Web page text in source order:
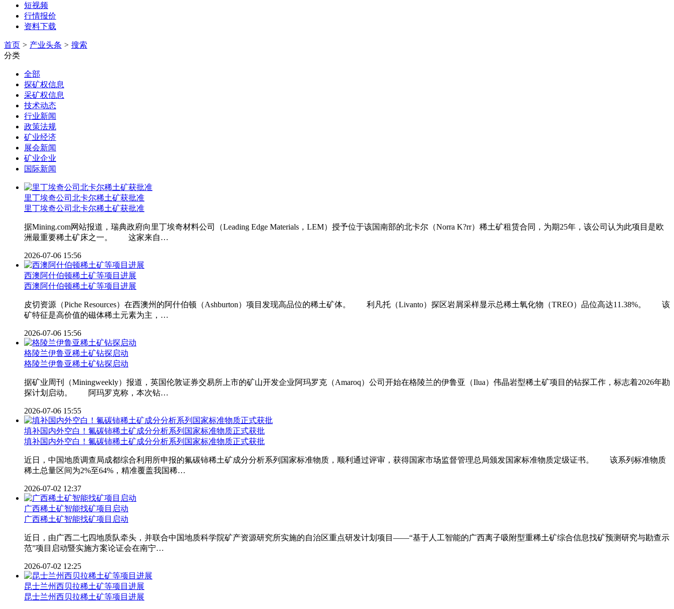
短视频
行情报价
资料下载
首页 > 产业头条 > 搜索
分类
全部
探矿权信息
采矿权信息
技术动态
行业新闻
政策法规
矿业经济
展会新闻
矿业企业
国际新闻
里丁埃奇公司北卡尔稀土矿获批准
里丁埃奇公司北卡尔稀土矿获批准
据Mining.com网站报道，瑞典政府向里丁埃奇材料公司（Leading Edge Materials，LEM）授予位于该国南部的北卡尔（Norra K?rr）稀土矿租赁合同，为期25年，该公司认为此项目是欧
洲最重要稀土矿床之一。 这家来自…
2026-07-06 15:56
西澳阿什伯顿稀土矿等项目进展
西澳阿什伯顿稀土矿等项目进展
皮切资源（Piche Resources）在西澳州的阿什伯顿（Ashburton）项目发现高品位的稀土矿体。 利凡托（Livanto）探区岩屑采样显示总稀土氧化物（TREO）品位高达11.38%。 该
矿特征是高价值的磁体稀土元素为主，…
2026-07-06 15:56
格陵兰伊鲁亚稀土矿钻探启动
格陵兰伊鲁亚稀土矿钻探启动
据矿业周刊（Miningweekly）报道，英国伦敦证券交易所上市的矿山开发企业阿玛罗克（Amaroq）公司开始在格陵兰的伊鲁亚（Ilua）伟晶岩型稀土矿项目的钻探工作，标志着2026年勘
探计划启动。 阿玛罗克称，本次钻…
2026-07-06 15:55
填补国内外空白！氟碳铈稀土矿成分分析系列国家标准物质正式获批
填补国内外空白！氟碳铈稀土矿成分分析系列国家标准物质正式获批
近日，中国地质调查局成都综合利用所申报的氟碳铈稀土矿成分分析系列国家标准物质，顺利通过评审，获得国家市场监督管理总局颁发国家标准物质定级证书。 该系列标准物质
稀土总量区间为2%至64%，精准覆盖我国稀…
2026-07-02 12:37
广西稀土矿智能找矿项目启动
广西稀土矿智能找矿项目启动
近日，由广西二七四地质队牵头，并联合中国地质科学院矿产资源研究所实施的自治区重点研发计划项目——“基于人工智能的广西离子吸附型重稀土矿综合信息找矿预测研究与勘查示
范”项目启动暨实施方案论证会在南宁…
2026-07-02 12:25
昆士兰州西贝拉稀土矿等项目进展
昆士兰州西贝拉稀土矿等项目进展